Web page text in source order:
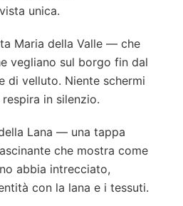
unica.
Maria della Valle — che
vegliano sul borgo fin dal
di velluto. Niente schermi
in silenzio.
Lana — una tappa
che mostra come
abbia intrecciato,
con la lana e i tessuti.